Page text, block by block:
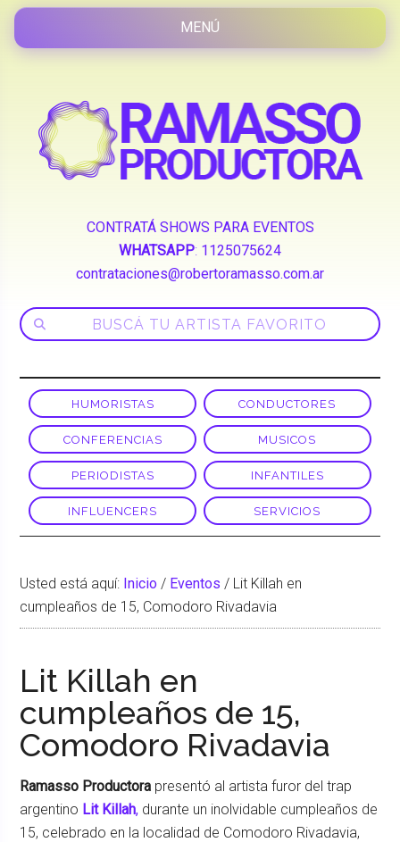
CONTRATÁ SHOWS PARA EVENTOS
WHATSAPP: 1125075624
contrataciones@robertoramasso.com.ar
HUMORISTAS CONDUCTORES
CONFERENCIAS MUSICOS
PERIODISTAS INFANTILES
INFLUENCERS SERVICIOS
Usted está aquí: Inicio / Eventos / Lit Killah en
cumpleaños de 15, Comodoro Rivadavia
Lit Killah en
cumpleaños de 15,
Comodoro Rivadavia
Ramasso Productora presentó al artista furor del trap
argentino Lit Killah, durante un inolvidable cumpleaños de
15, celebrado en la localidad de Comodoro Rivadavia,